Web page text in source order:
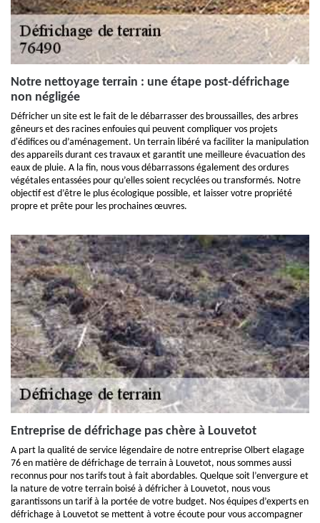
Notre nettoyage terrain : une étape post-défrichage
non négligée
Défricher un site est le fait de le débarrasser des broussailles, des arbres
gêneurs et des racines enfouies qui peuvent compliquer vos projets
d'édifices ou d’aménagement. Un terrain libéré va faciliter la manipulation
des appareils durant ces travaux et garantit une meilleure évacuation des
eaux de pluie. A la fin, nous vous débarrassons également des ordures
végétales entassées pour qu’elles soient recyclées ou transformés. Notre
objectif est d’être le plus écologique possible, et laisser votre propriété
propre et prête pour les prochaines œuvres.
Entreprise de défrichage pas chère à Louvetot
A part la qualité de service légendaire de notre entreprise Olbert elagage
76 en matière de défrichage de terrain à Louvetot, nous sommes aussi
reconnus pour nos tarifs tout à fait abordables. Quelque soit l’envergure et
la nature de votre terrain boisé à défricher à Louvetot, nous vous
garantissons un tarif à la portée de votre budget. Nos équipes d’experts en
défrichage à Louvetot se mettent à votre écoute pour vous accompagner